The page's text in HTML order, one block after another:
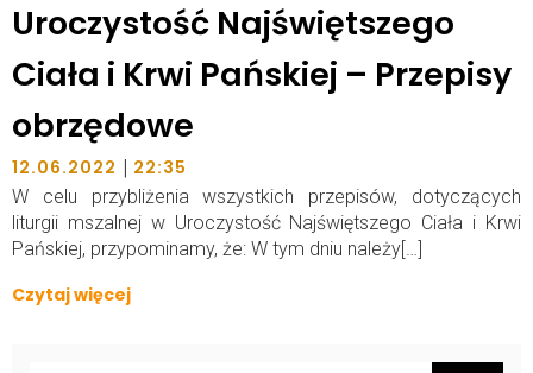
Uroczystość Najświętszego
Ciała i Krwi Pańskiej – Przepisy
obrzędowe
12.06.2022 | 22:35
W celu przybliżenia wszystkich przepisów, dotyczących
liturgii mszalnej w Uroczystość Najświętszego Ciała i Krwi
Pańskiej, przypominamy, że: W tym dniu należy[…]
Czytaj więcej